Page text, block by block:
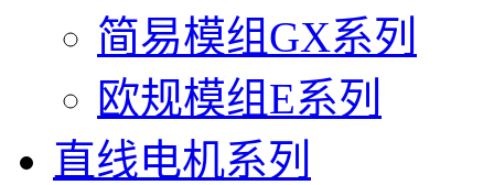
简易模组GX系列
欧规模组E系列
直线电机系列